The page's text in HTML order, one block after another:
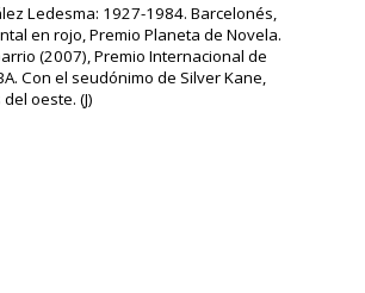
Ledesma: 1927-1984. Barcelonés,
en rojo, Premio Planeta de Novela.
(2007), Premio Internacional de
Con el seudónimo de Silver Kane,
oeste. (J)